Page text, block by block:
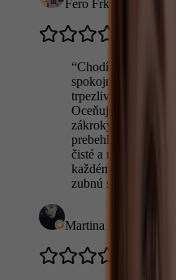
Fero Frkala
“Chodím sem už
spokojná. Prístup
trpezlivý a všetko
Oceňujem najmä
zákroky, ktorých
prebehli úplne bez
čisté a moderné.
každému, kto
zubnú starostlivosť.
Martina Kasalová